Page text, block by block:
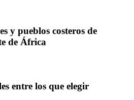
y pueblos costeros de
de África
entre los que elegir